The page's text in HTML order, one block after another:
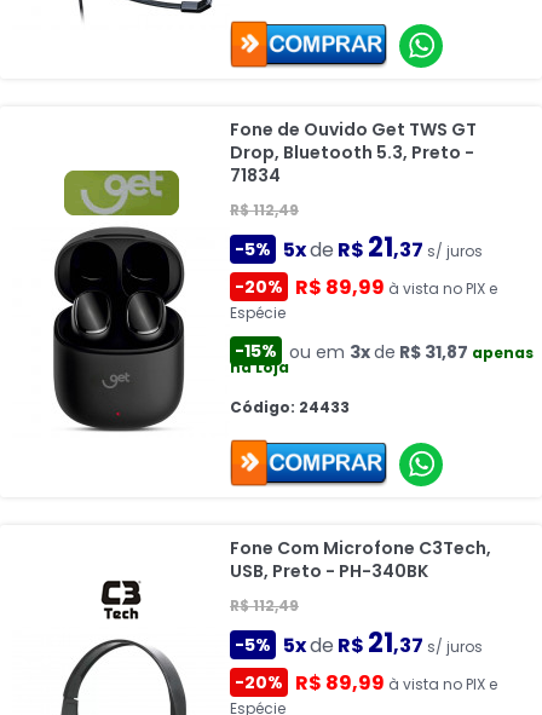
Fone de Ouvido Get TWS GT
Drop, Bluetooth 5.3, Preto -
71834
R$ 112,49
-5% 5xde R$ 21,37 s/ juros
-20% R$ 89,99 à vista no PIX e
Espécie
-15% ou em 3xde R$ 31,87 apenas
na Loja
Código: 24433
Fone Com Microfone C3Tech,
USB, Preto - PH-340BK
R$ 112,49
-5% 5xde R$ 21,37 s/ juros
-20% R$ 89,99 à vista no PIX e
Espécie